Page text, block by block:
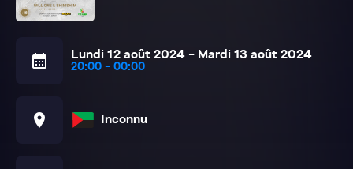
calendar_month Lundi 12 août 2024 - Mardi 13 août 2024
20:00 - 00:00
location_on Inconnu